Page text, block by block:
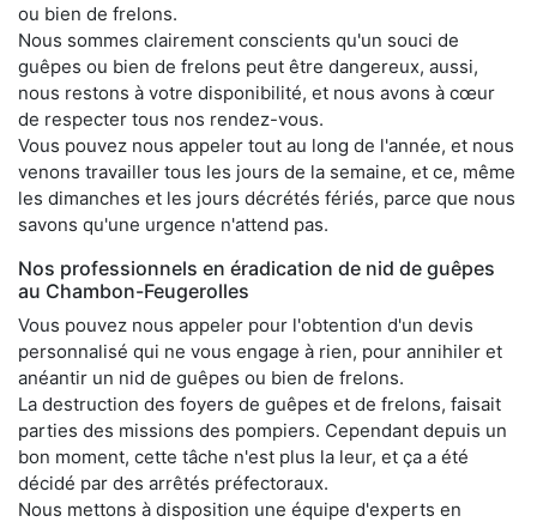
ou bien de frelons.
Nous sommes clairement conscients qu'un souci de
guêpes ou bien de frelons peut être dangereux, aussi,
nous restons à votre disponibilité, et nous avons à cœur
de respecter tous nos rendez-vous.
Vous pouvez nous appeler tout au long de l'année, et nous
venons travailler tous les jours de la semaine, et ce, même
les dimanches et les jours décrétés fériés, parce que nous
savons qu'une urgence n'attend pas.
Nos professionnels en éradication de nid de guêpes
au Chambon-Feugerolles
Vous pouvez nous appeler pour l'obtention d'un devis
personnalisé qui ne vous engage à rien, pour annihiler et
anéantir un nid de guêpes ou bien de frelons.
La destruction des foyers de guêpes et de frelons, faisait
parties des missions des pompiers. Cependant depuis un
bon moment, cette tâche n'est plus la leur, et ça a été
décidé par des arrêtés préfectoraux.
Nous mettons à disposition une équipe d'experts en